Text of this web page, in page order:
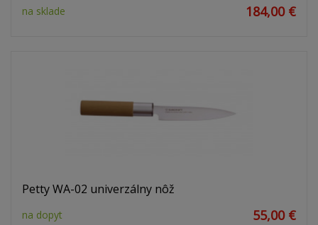
na sklade 184,00 €
Petty WA-02 univerzálny nôž
na dopyt 55,00 €